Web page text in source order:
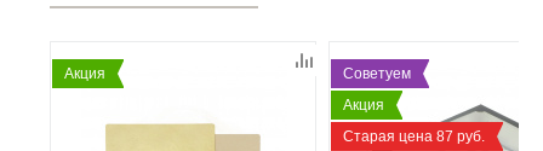
Акция
Советуем
Акция
Старая цена 87 руб.